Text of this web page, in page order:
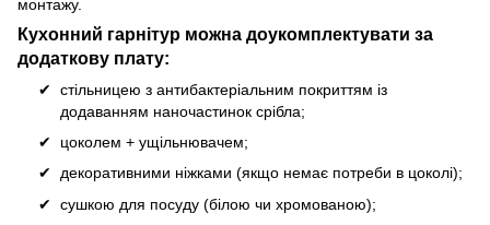
монтажу.
Кухонний гарнітур можна доукомплектувати за
додаткову плату:
стільницею з антибактеріальним покриттям із
додаванням наночастинок срібла;
цоколем + ущільнювачем;
декоративними ніжками (якщо немає потреби в цоколі);
сушкою для посуду (білою чи хромованою);